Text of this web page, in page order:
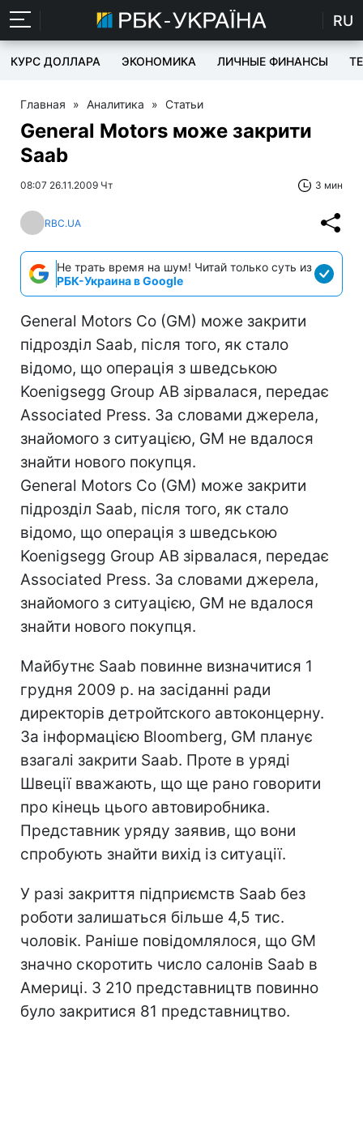
RU
КУРС ДОЛЛАРА ЭКОНОМИКА ЛИЧНЫЕ ФИНАНСЫ
Главная » Аналитика » Статьи
General Motors може закрити
Saab
08:07 26.11.2009 Чт 3 мин
RBC.UA
Не трать время на шум! Читай только суть из
РБК-Украина в Google
General Motors Co (GM) може закрити
підрозділ Saab, після того, як стало
відомо, що операція з шведською
Koenigsegg Group AB зірвалася, передає
Associated Press. За словами джерела,
знайомого з ситуацією, GM не вдалося
знайти нового покупця.
General Motors Co (GM) може закрити
підрозділ Saab, після того, як стало
відомо, що операція з шведською
Koenigsegg Group AB зірвалася, передає
Associated Press. За словами джерела,
знайомого з ситуацією, GM не вдалося
знайти нового покупця.
Майбутнє Saab повинне визначитися 1
грудня 2009 р. на засіданні ради
директорів детройтского автоконцерну.
За інформацією Bloomberg, GM планує
взагалі закрити Saab. Проте в уряді
Швеції вважають, що ще рано говорити
про кінець цього автовиробника.
Представник уряду заявив, що вони
спробують знайти вихід із ситуації.
У разі закриття підприємств Saab без
роботи залишаться більше 4,5 тис.
чоловік. Раніше повідомлялося, що GM
значно скоротить число салонів Saab в
Америці. З 210 представництв повинно
було закритися 81 представництво.